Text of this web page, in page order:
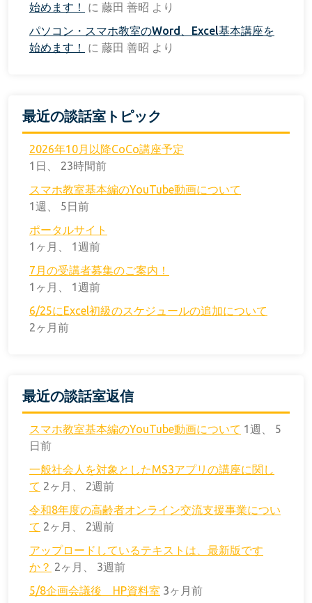
始めます！
に 藤田 善昭 より
パソコン・スマホ教室のWord、Excel基本講座を
始めます！
に 藤田 善昭 より
最近の談話室トピック
2026年10月以降CoCo講座予定
1日、 23時間前
スマホ教室基本編のYouTube動画について
1週、 5日前
ポータルサイト
1ヶ月、 1週前
7月の受講者募集のご案内！
1ヶ月、 1週前
6/25にExcel初級のスケジュールの追加について
2ヶ月前
最近の談話室返信
スマホ教室基本編のYouTube動画について 1週、 5
日前
一般社会人を対象としたMS3アプリの講座に関し
て 2ヶ月、 2週前
令和8年度の高齢者オンライン交流支援事業につい
て 2ヶ月、 2週前
アップロードしているテキストは、最新版です
か？ 2ヶ月、 3週前
5/8企画会議後 HP資料室 3ヶ月前